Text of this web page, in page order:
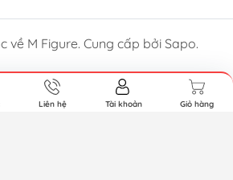
về M Figure. Cung cấp bởi Sapo.
Liên hệ Tài khoản Giỏ hàng